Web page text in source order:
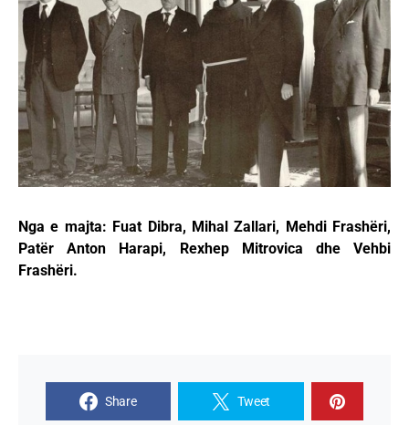
Nga e majta: Fuat Dibra, Mihal Zallari, Mehdi Frashëri,
Patër Anton Harapi, Rexhep Mitrovica dhe Vehbi
Frashëri.
Share Tweet